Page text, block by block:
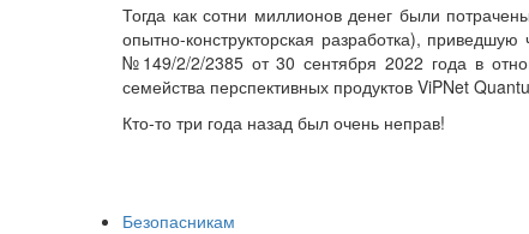
Тогда как сотни миллионов денег были
опытно-конструкторская разработка),
№149/2/2/2385 от 30 сентября 2022 года в
семейства перспективных продуктов ViPNet
Кто-то три года назад был очень неправ!
Безопасникам